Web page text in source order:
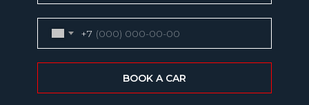
+7
BOOK A CAR